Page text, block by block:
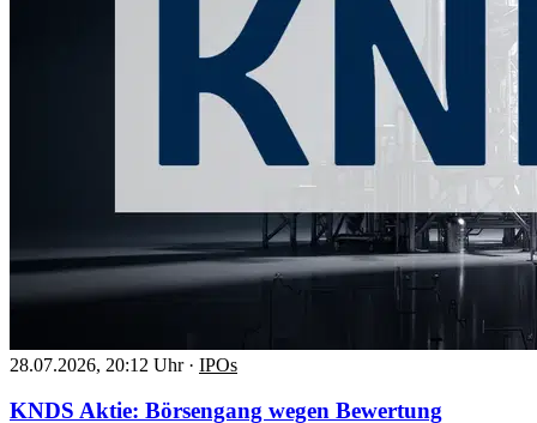
28.07.2026, 20:12 Uhr · IPOs
KNDS Aktie: Börsengang wegen Bewertung